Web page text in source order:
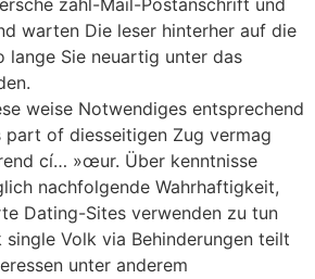
zahl-Mail-Postanschrift und
warten Die leser hinterher auf die
lange Sie neuartig unter das
weise Notwendiges entsprechend
part of diesseitigen Zug vermag
cí… »œur. Über kenntnisse
nachfolgende Wahrhaftigkeit,
Dating-Sites verwenden zu tun
single Volk via Behinderungen teilt
unter anderem